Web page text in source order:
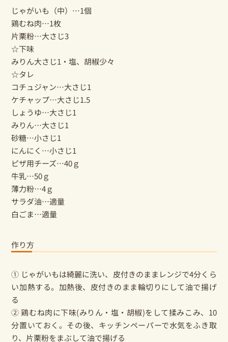
じゃがいも（中）…1個
鶏むね肉…1枚
片栗粉…大さじ3
☆下味
みりん大さじ1・塩、胡椒少々
☆タレ
コチュジャン…大さじ1
ケチャップ…大さじ1.5
しょうゆ…大さじ1
みりん…大さじ1
砂糖…小さじ1
にんにく…小さじ1
ピザ用チーズ…40ｇ
牛乳…50ｇ
薄力粉…4ｇ
サラダ油…適量
白ごま…適量
作り方
① じゃがいもは綺麗に洗い、皮付きのままレンジで4分くら
い加熱する。加熱後、皮付きのまま輪切りにして油で揚げ
る
② 鶏むね肉に下味(みりん・塩・胡椒)をして揉みこみ、10
分置いておく。その後、キッチンペーパーで水気をふき取
り、片栗粉をまぶして油で揚げる